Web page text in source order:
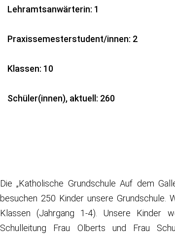
Lehramtsanwärterin: 1
Praxissemesterstudent/innen: 2
Klassen: 10
Schüler(innen), aktuell: 260
Die „Katholische Grundschule Auf dem
besuchen 250 Kinder unsere Grundschule.
Klassen (Jahrgang 1-4). Unsere Kinder
Schulleitung Frau Olberts und Frau